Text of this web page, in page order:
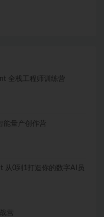
全栈工程师训练营
能量产创作营
从0到1打造你的数字AI员
营